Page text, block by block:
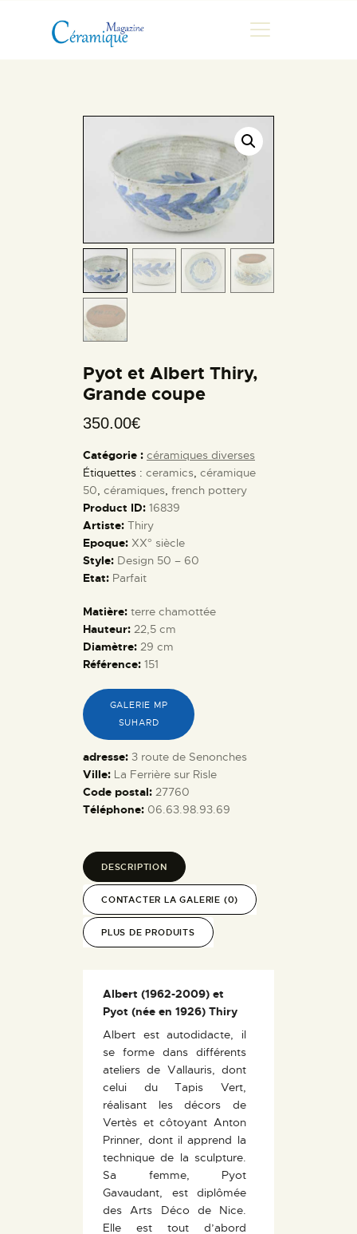
MAGAZINE
CHRONIQUES DE LUC
FONTAINE
HISTOIRE
LES ARTISTES
GALERIES
MARCHANDES
DOCUMENTATION
CONTACT
ESPACE PRO
Pyot et Albert Thiry,
Grande coupe
350.00€
Catégorie : céramiques diverses
Étiquettes : ceramics, céramique
50, céramiques, french pottery
Product ID: 16839
Artiste: Thiry
Epoque: XX° siècle
Style: Design 50 – 60
Etat: Parfait
Matière: terre chamottée
Hauteur: 22,5 cm
Diamètre: 29 cm
Référence: 151
GALERIE MP
SUHARD
adresse: 3 route de Senonches
Ville: La Ferrière sur Risle
Code postal: 27760
Téléphone: 06.63.98.93.69
DESCRIPTION
CONTACTER LA GALERIE (0)
PLUS DE PRODUITS
Albert (1962-2009) et
Pyot (née en 1926) Thiry
Albert est autodidacte, il
se forme dans différents
ateliers de Vallauris, dont
celui du Tapis Vert,
réalisant les décors de
Vertès et côtoyant Anton
Prinner, dont il apprend la
technique de la sculpture.
Sa femme, Pyot
Gavaudant, est diplômée
des Arts Déco de Nice.
Elle est tout d’abord